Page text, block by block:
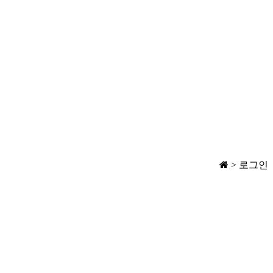
> 로그인